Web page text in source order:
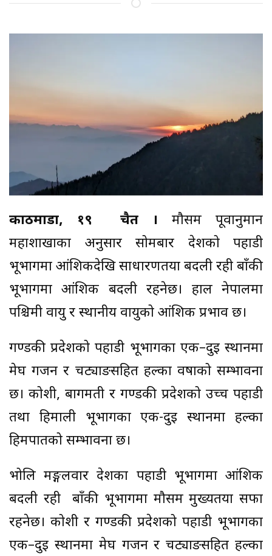
काठमाडौँ, १९ चैत । मौसम पूर्वानुमान
महाशाखाका अनुसार सोमबार देशको पहाडी
भूभागमा आंशिकदेखि साधारणतया बदली रही बाँकी
भूभागमा आंशिक बदली रहनेछ। हाल नेपालमा
पश्चिमी वायु र स्थानीय वायुको आंशिक प्रभाव छ।
गण्डकी प्रदेशको पहाडी भूभागका एक–दुई स्थानमा
मेघ गर्जन र चट्याङसहित हल्का वर्षाको सम्भावना
छ। कोशी, बागमती र गण्डकी प्रदेशको उच्च पहाडी
तथा हिमाली भूभागका एक-दुई स्थानमा हल्का
हिमपातको सम्भावना छ।
भोलि मङ्गलवार देशका पहाडी भूभागमा आंशिक
बदली रही बाँकी भूभागमा मौसम मुख्यतया सफा
रहनेछ। कोशी र गण्डकी प्रदेशको पहाडी भूभागका
एक–दुई स्थानमा मेघ गर्जन र चट्याङसहित हल्का